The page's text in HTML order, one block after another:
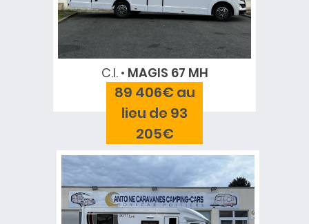
C.I. MAGIS 67 MH
89 406€ au
lieu de 93
205€